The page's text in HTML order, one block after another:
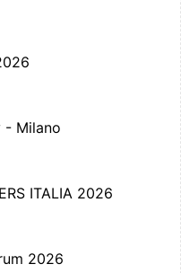
- Milano
ITALIA 2026
2026